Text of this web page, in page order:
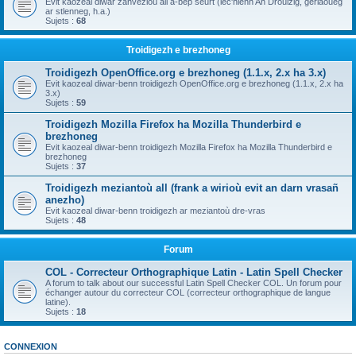
ar stlenneg, h.a.)
Sujets : 68
Troidigezh e brezhoneg
Troidigezh OpenOffice.org e brezhoneg (1.1.x, 2.x ha 3.x)
Evit kaozeal diwar-benn troidigezh OpenOffice.org e brezhoneg (1.1.x, 2.x ha
3.x)
Sujets : 59
Troidigezh Mozilla Firefox ha Mozilla Thunderbird e
brezhoneg
Evit kaozeal diwar-benn troidigezh Mozilla Firefox ha Mozilla Thunderbird e
brezhoneg
Sujets : 37
Troidigezh meziantoù all (frank a wirioù evit an darn vrasañ
anezho)
Evit kaozeal diwar-benn troidigezh ar meziantoù dre-vras
Sujets : 48
Forum
COL - Correcteur Orthographique Latin - Latin Spell Checker
A forum to talk about our successful Latin Spell Checker COL. Un forum pour
échanger autour du correcteur COL (correcteur orthographique de langue
latine).
Sujets : 18
CONNEXION